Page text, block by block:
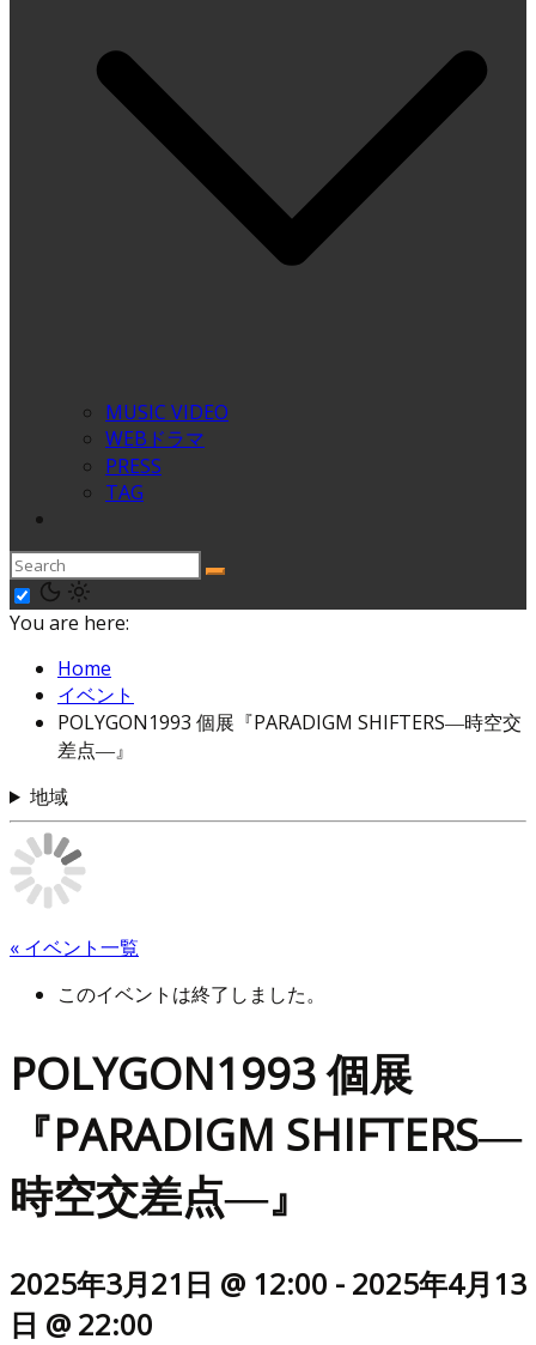
MUSIC VIDEO
WEBドラマ
PRESS
TAG
You are here:
Home
イベント
POLYGON1993 個展『PARADIGM SHIFTERS―時空交
差点―』
地域
« イベント一覧
このイベントは終了しました。
POLYGON1993 個展
『PARADIGM SHIFTERS―
時空交差点―』
2025年3月21日 @ 12:00 - 2025年4月13
日 @ 22:00